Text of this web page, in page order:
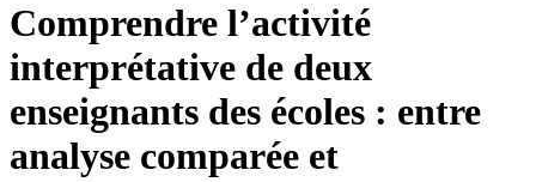
Comprendre l’activité
interprétative de deux
enseignants des écoles : entre
analyse comparée et